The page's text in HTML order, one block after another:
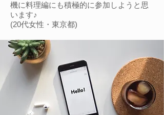
機に料理編にも積極的に参加しようと思
います♪
(20代女性・東京都)